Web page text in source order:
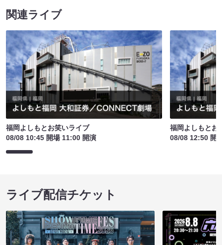
関連ライブ
福岡よしもとお笑いライブ
08/08 10:45 開場 11:00 開演
福岡よしもとお
08/08 12:50 開
ライブ配信チケット